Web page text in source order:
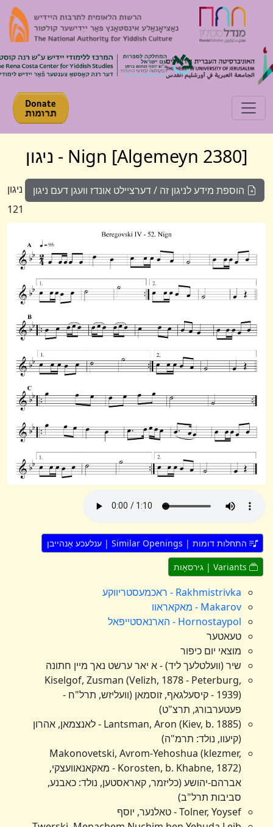
Toggle navigation
הוספת מידע לניגון זה / דערציילט אונדז וועגן דעם ניגון ניגון
121
התחלות דומות | Similar Openings | ענלעכע אָנהייבן
Rakhmistrivka - ראכמעסטריווקע
Makarov - מאקאראוו
Hornostaypol - הארנאסטייפאל
טעאטער
מוצאי יום כיפור
שיר (וועלטלעך ליד) - א יאר ערשט נאך מיין חתונה
Kiselgof, Zusman (Velizh, 1878 - Peterburg,
1939) - קיסעלגאף, זוסמאן (וועליזש, תרל"ח -
פעטערבורג, תרצ"ט)
Lantsman, Aron (Kiev, b. 1885) - לאנצמאן, אהרון
(קיעוו, נולד: תרמ"ה)
Makonovetski, Avrom-Yehoshua (klezmer,
Korosten, b. Khabne, 1872) - מאקאנאוועצקי,
אברהם-יהושע (כליזמר, קאראסטען, נולד: כאבנע,
סביבות תרל"ב)
Tolner, Yoysef - טאלנער, יוסף